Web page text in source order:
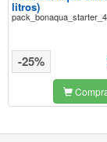
litros)
-25%